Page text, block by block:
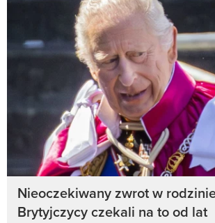
Nieoczekiwany zwrot w
Brytyjczycy czekali na to od lat